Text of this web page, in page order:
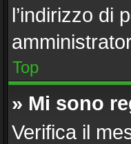
l’indirizzo di
Top
» Mi sono
Verifica il